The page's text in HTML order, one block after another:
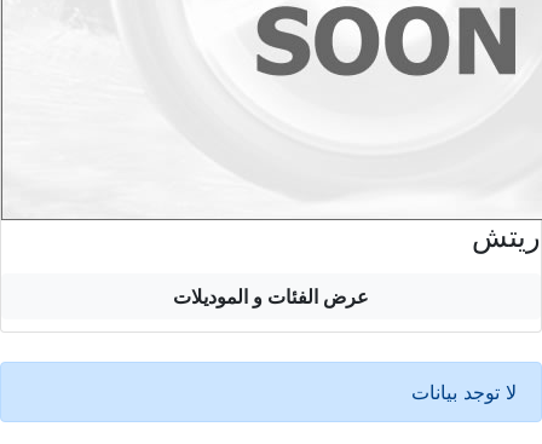
ريتش
عرض الفئات و الموديلات
لا توجد بيانات